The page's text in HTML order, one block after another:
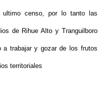
censo, por lo tanto las
de Rihue Alto y Tranguilboro
a trabajar y gozar de los frutos
territoriales